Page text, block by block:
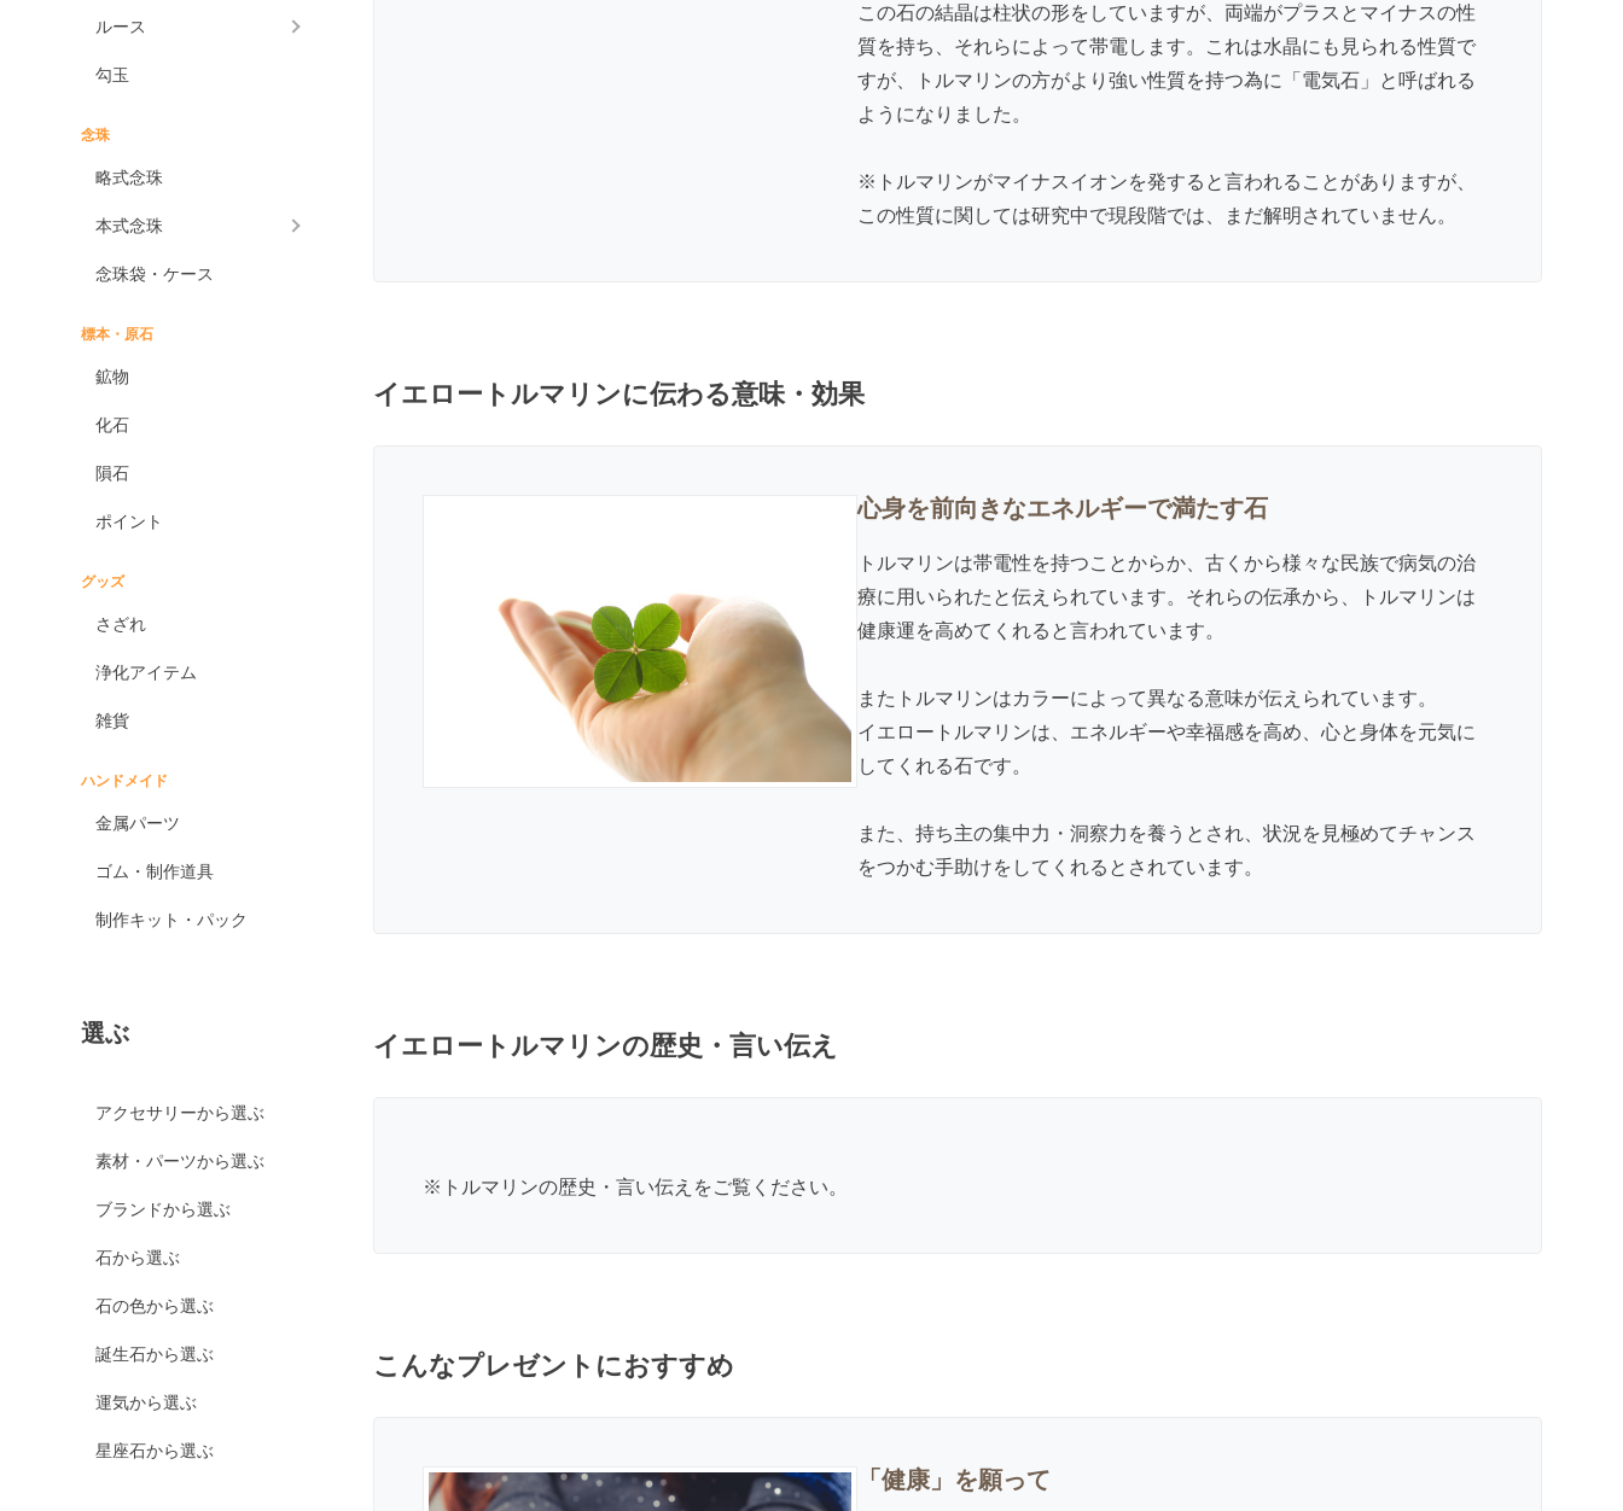
一位
イーグルアイ
ヴァーダイト
オニキス各種
ブラックマトリックス
ドラゴンアイ
ン
シディアン
スノーフレークオブシ
マホガニーオブシディ
ピンクカルサイト
イエローカルサイト
オレンジカルサイト
カルセドニー各種
ホワイトカルセドニー
ルース
勾玉
念珠
略式念珠
本式念珠
念珠袋・ケース
標本・原石
鉱物
化石
隕石
ポイント
グッズ
さざれ
浄化アイテム
雑貨
ハンドメイド
金属パーツ
ゴム・制作道具
制作キット・パック
選ぶ
アクセサリーから選ぶ
素材・パーツから選ぶ
ブランドから選ぶ
石から選ぶ
石の色から選ぶ
誕生石から選ぶ
運気から選ぶ
星座石から選ぶ
この石の結晶は柱状の形をしていますが、両端がプラスとマイナスの性
質を持ち、それらによって帯電します。これは水晶にも見られる性質で
すが、トルマリンの方がより強い性質を持つ為に「電気石」と呼ばれる
ようになりました。
※トルマリンがマイナスイオンを発すると言われることがありますが、
この性質に関しては研究中で現段階では、まだ解明されていません。
イエロートルマリンに伝わる意味・効果
心身を前向きなエネルギーで満たす石
トルマリンは帯電性を持つことからか、古くから様々な民族で病気の治
療に用いられたと伝えられています。それらの伝承から、トルマリンは
健康運を高めてくれると言われています。
またトルマリンはカラーによって異なる意味が伝えられています。
イエロートルマリンは、エネルギーや幸福感を高め、心と身体を元気に
してくれる石です。
また、持ち主の集中力・洞察力を養うとされ、状況を見極めてチャンス
をつかむ手助けをしてくれるとされています。
イエロートルマリンの歴史・言い伝え
※ トルマリンの歴史・言い伝え をご覧ください。
こんなプレゼントにおすすめ
「健康」を願って